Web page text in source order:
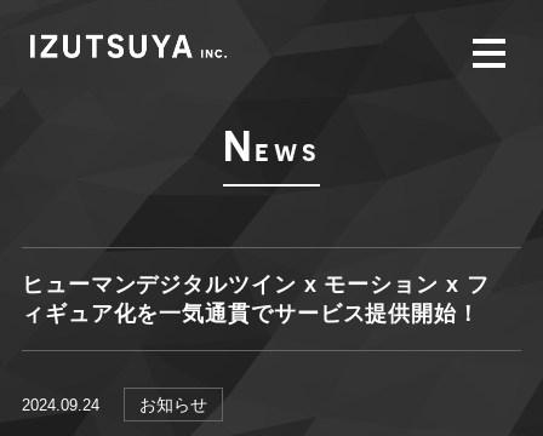
News
ヒューマンデジタルツイン x モーション x フ
ィギュア化を一気通貫でサービス提供開始！
2024.09.24 お知らせ